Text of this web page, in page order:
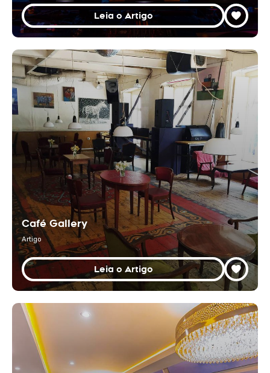
Leia o Artigo
Café Gallery
Artigo
Leia o Artigo